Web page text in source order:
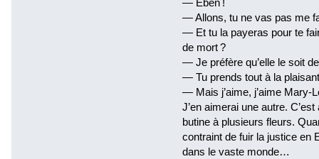
— Allons, tu ne vas pas me
— Et tu la payeras pour te
de mort ?
— Je préfère qu’elle le soit
— Tu prends tout à la
— Mais j’aime, j’aime Mary-
J’en aimerai une autre.
butine à plusieurs fleurs.
contraint de fuir la justice en
dans le vaste monde…